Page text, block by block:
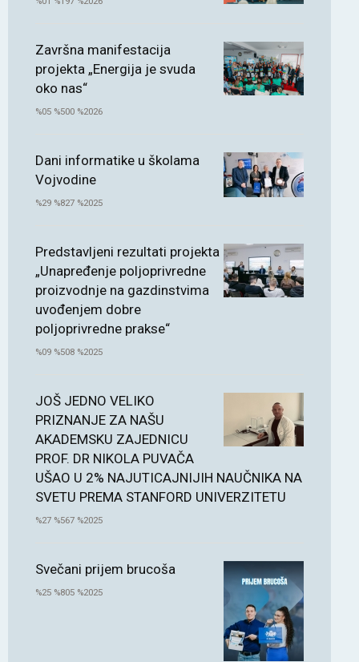
Završna manifestacija
projekta „Energija je svuda
oko nas“
%05 %500 %2026
Dani informatike u školama
Vojvodine
%29 %827 %2025
Predstavljeni rezultati projekta
„Unapređenje poljoprivredne
proizvodnje na gazdinstvima
uvođenjem dobre
poljoprivredne prakse“
%09 %508 %2025
JOŠ JEDNO VELIKO
PRIZNANJE ZA NAŠU
AKADEMSKU ZAJEDNICU
PROF. DR NIKOLA PUVAČA
UŠAO U 2% NAJUTICAJNIJIH NAUČNIKA NA
SVETU PREMA STANFORD UNIVERZITETU
%27 %567 %2025
Svečani prijem brucoša
%25 %805 %2025